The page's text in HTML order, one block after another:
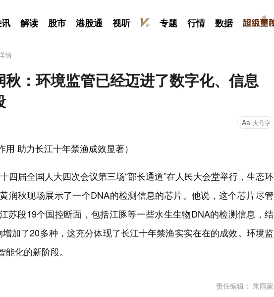
解读 股市 港股通 视听 专题 行情 数据
情
：环境监管已经迈进了数字化、信息
Aa 大号字
用 助力长江十年禁渔成效显著）
四届全国人大四次会议第三场“部长通道”在人民大会堂举行，生态环
润秋现场展示了一个DNA的检测信息的芯片。他说，这个芯片尽管
苏段19个国控断面，包括江豚等一些水生生物DNA的检测信息，结
加了20多种，这充分体现了长江十年禁渔实实在在的成效。环境监
化的新阶段。
责任编辑： 朱雨蒙